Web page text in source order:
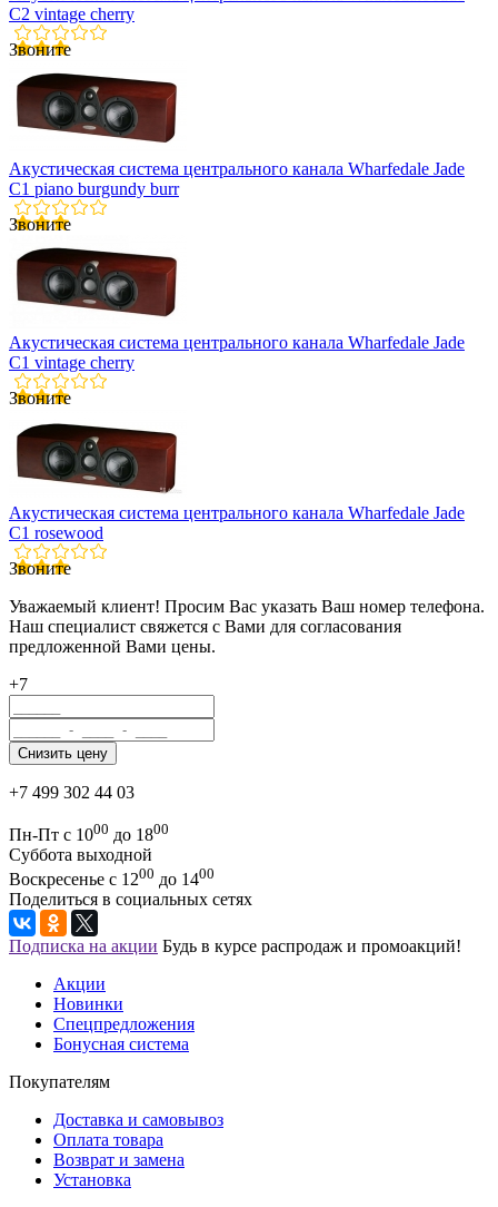
C2 vintage cherry
Звоните
Акустическая система центрального канала Wharfedale Jade
C1 piano burgundy burr
Звоните
Акустическая система центрального канала Wharfedale Jade
C1 vintage cherry
Звоните
Акустическая система центрального канала Wharfedale Jade
C1 rosewood
Звоните
Уважаемый клиент! Просим Вас указать Ваш номер телефона.
Наш специалист свяжется с Вами для согласования
предложенной Вами цены.
+7
+7 499 302 44 03
Пн-Пт с 1000 до 1800
Суббота выходной
Воскресенье с 1200 до 1400
Поделиться в социальных сетях
Подписка на акции Будь в курсе распродаж и промоакций!
Акции
Новинки
Спецпредложения
Бонусная система
Покупателям
Доставка и самовывоз
Оплата товара
Возврат и замена
Установка